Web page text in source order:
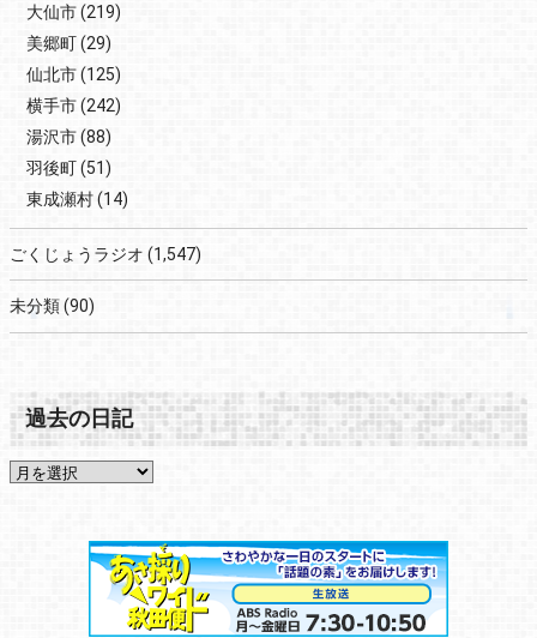
大仙市(219)
美郷町(29)
仙北市(125)
横手市(242)
湯沢市(88)
羽後町(51)
東成瀬村(14)
ごくじょうラジオ (1,547)
未分類(90)
過去の日記